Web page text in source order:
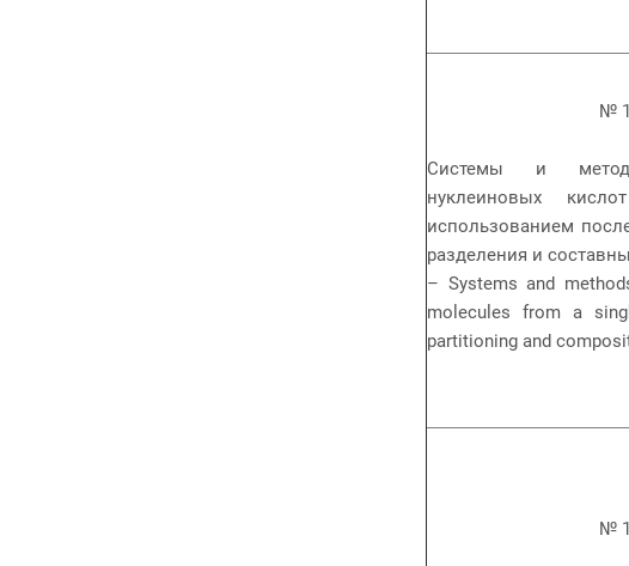
№
Системы и
нуклеиновых
использованием
разделения и
– Systems and
molecules from a
partitioning and
№